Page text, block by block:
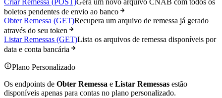
Criar Remessa (POST)Gera um novo arquivo CNAB com todos os
boletos pendentes de envio ao banco
Obter Remessa (GET)Recupera um arquivo de remessa já gerado
através do seu token
Listar Remessas (GET)Lista os arquivos de remessa disponíveis por
data e conta bancária
Plano Personalizado
Os endpoints de Obter Remessa e Listar Remessas estão
disponíveis apenas para contas no plano personalizado.